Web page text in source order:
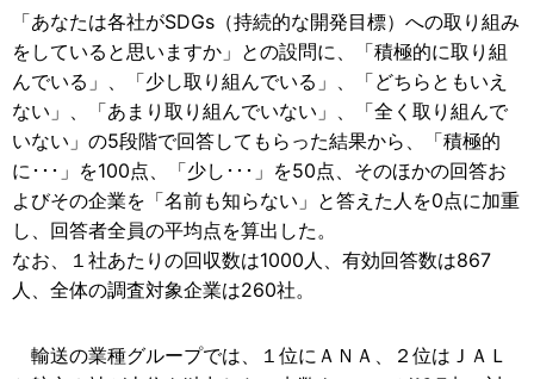
「あなたは各社がSDGs（持続的な開発目標）への取り組み
をしていると思いますか」との設問に、「積極的に取り組
んでいる」、「少し取り組んでいる」、「どちらともいえ
ない」、「あまり取り組んでいない」、「全く取り組んで
いない」の5段階で回答してもらった結果から、「積極的
に･･･」を100点、「少し･･･」を50点、そのほかの回答お
よびその企業を「名前も知らない」と答えた人を0点に加重
し、回答者全員の平均点を算出した。
なお、１社あたりの回収数は1000人、有効回答数は867
人、全体の調査対象企業は260社。
輸送の業種グループでは、１位にＡＮＡ、２位はＪＡＬ